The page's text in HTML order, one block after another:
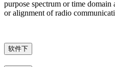
purpose spectrum or time
or alignment of radio
软件下